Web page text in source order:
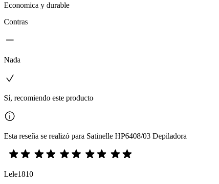
Economica y durable
Contras
Nada
Sí, recomiendo este producto
Esta reseña se realizó para Satinelle HP6408/03 Depiladora
Lele1810